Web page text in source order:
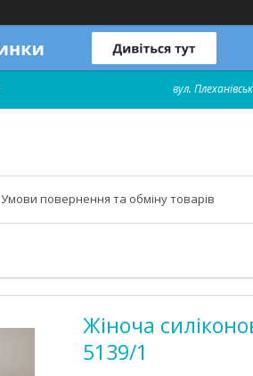
вул.
Умови повернення та обміну товарів
Жіноча
5139/1